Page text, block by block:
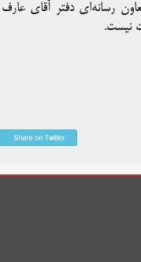
رسانه‌ای دفتر آقای
نیست.